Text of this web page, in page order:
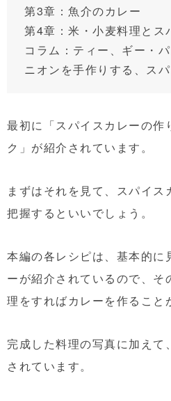
第3章：魚介のカレー
第4章：米・小麦料理とス
コラム：ティー、ギー・
ニオンを手作りする、ス
最初に「スパイスカレーの作
ク」が紹介されています。
まずはそれを見て、スパイ
把握するといいでしょう。
本編の各レシピは、基本的に
ーが紹介されているので、そ
理をすればカレーを作ること
完成した料理の写真に加えて
されています。